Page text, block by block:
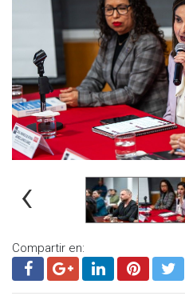
‹
Compartir en: